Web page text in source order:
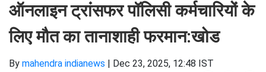
ऑनलाइन ट्रांसफर पॉलिसी कर्मचारियों के
लिए मौत का तानाशाही फरमान:खोड
By mahendra indianews | Dec 23, 2025, 12:48 IST